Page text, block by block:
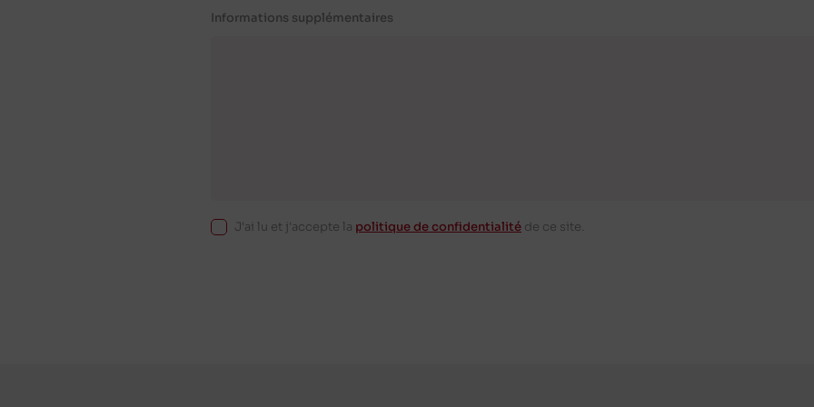
Informations supplémentaires
J'ai lu et j'accepte la politique de confidentialité de ce site.